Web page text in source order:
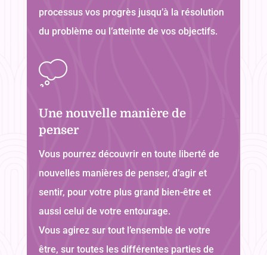
processus vos progrès jusqu’à la résolution
du problème ou l’atteinte de vos objectifs.
Une nouvelle manière de
penser
Vous pourrez découvrir en toute liberté de
nouvelles manières de penser, d’agir et
sentir, pour votre plus grand bien-être et
aussi celui de votre entourage.
Vous agirez sur tout l’ensemble de votre
être, sur toutes les différentes parties de